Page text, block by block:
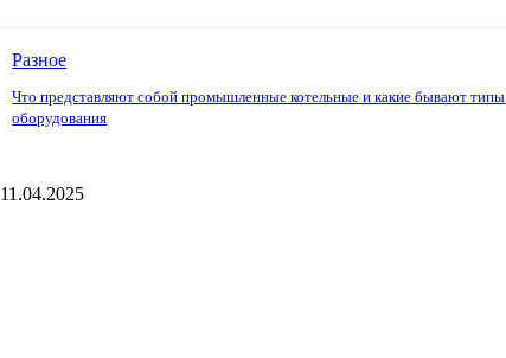
Разное
Что представляют собой промышленные котельные и какие бывают типы
оборудования
11.04.2025